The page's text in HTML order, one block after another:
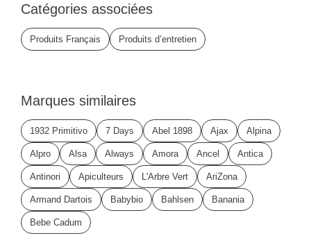
Catégories associées
Produits Français Produits d’entretien
Marques similaires
1932 Primitivo 7 Days Abel 1898 Ajax Alpina
Alpro Alsa Always Amora Ancel Antica
Antinori Apiculteurs L'Arbre Vert AriZona
Armand Dartois Babybio Bahlsen Banania
Bebe Cadum